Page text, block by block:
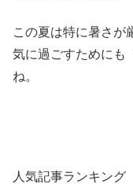
この夏は特に暑さが
気に過ごすためにも
ね。
人気記事ランキング